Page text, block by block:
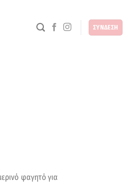
ΣΥΝΔΕΣΗ
φαγητό για